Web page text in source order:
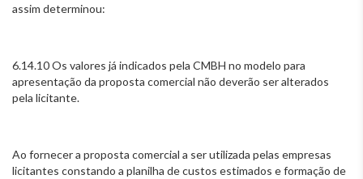
assim determinou:
6.14.10 Os valores já indicados pela CMBH no modelo para
apresentação da proposta comercial não deverão ser alterados
pela licitante.
Ao fornecer a proposta comercial a ser utilizada pelas empresas
licitantes constando a planilha de custos estimados e formação de